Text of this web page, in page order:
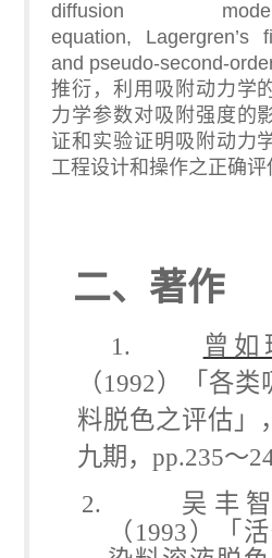
diffusion
equation, Lagergren’s
and pseudo-second-
推衍，利用吸附动力学
力学参数对吸附强度的
证和实验证明吸附动力
工程设计和操作之正确评
二、著作
1. 曾如
（1992）「各类
料脱色之评估」
九期， pp.235～
2. 吴丰
（ 1993）「